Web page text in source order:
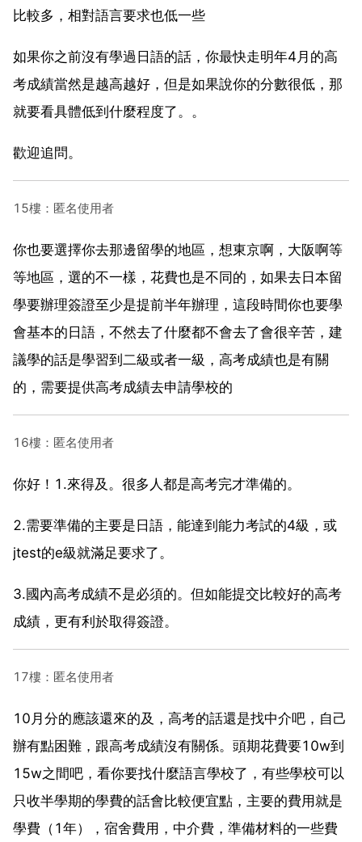
比較多，相對語言要求也低一些
如果你之前沒有學過日語的話，你最快走明年4月的高
考成績當然是越高越好，但是如果說你的分數很低，那
就要看具體低到什麼程度了。。
歡迎追問。
15樓：匿名使用者
你也要選擇你去那邊留學的地區，想東京啊，大阪啊等
等地區，選的不一樣，花費也是不同的，如果去日本留
學要辦理簽證至少是提前半年辦理，這段時間你也要學
會基本的日語，不然去了什麼都不會去了會很辛苦，建
議學的話是學習到二級或者一級，高考成績也是有關
的，需要提供高考成績去申請學校的
16樓：匿名使用者
你好！1.來得及。很多人都是高考完才準備的。
2.需要準備的主要是日語，能達到能力考試的4級，或
jtest的e級就滿足要求了。
3.國內高考成績不是必須的。但如能提交比較好的高考
成績，更有利於取得簽證。
17樓：匿名使用者
10月分的應該還來的及，高考的話還是找中介吧，自己
辦有點困難，跟高考成績沒有關係。頭期花費要10w到
15w之間吧，看你要找什麼語言學校了，有些學校可以
只收半學期的學費的話會比較便宜點，主要的費用就是
學費（1年），宿舍費用，中介費，準備材料的一些費